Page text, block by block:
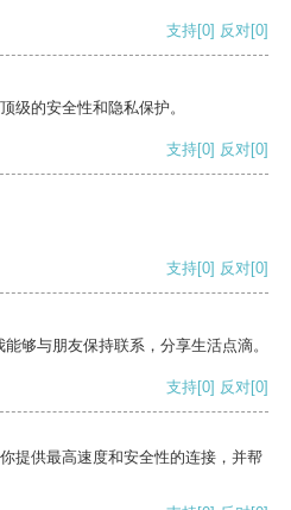
支持[0] 反对[0]
级的安全性和隐私保护。
支持[0] 反对[0]
支持[0] 反对[0]
够与朋友保持联系，分享生活点滴。
支持[0] 反对[0]
提供最高速度和安全性的连接，并帮